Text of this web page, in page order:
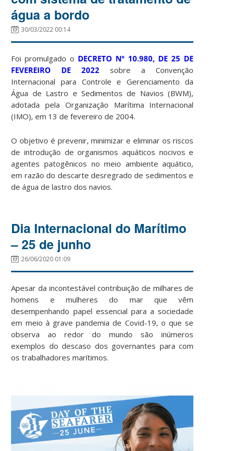
água a bordo
30/03/2022 00:14
Foi promulgado o DECRETO Nº 10.980, DE 25 DE
FEVEREIRO DE 2022 sobre a Convenção
Internacional para Controle e Gerenciamento da
Água de Lastro e Sedimentos de Navios (BWM),
adotada pela Organização Marítima Internacional
(IMO), em 13 de fevereiro de 2004.
O objetivo é prevenir, minimizar e eliminar os riscos
de introdução de organismos aquáticos nocivos e
agentes patogênicos no meio ambiente aquático,
em razão do descarte desregrado de sedimentos e
de água de lastro dos navios.
Dia Internacional do Marítimo
– 25 de junho
26/06/2020 01:09
Apesar da incontestável contribuição de milhares de
homens e mulheres do mar que vêm
desempenhando papel essencial para a sociedade
em meio à grave pandemia de Covid-19, o que se
observa ao redor do mundo são inúmeros
exemplos do descaso dos governantes para com
os trabalhadores marítimos.